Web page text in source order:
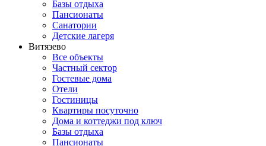
Базы отдыха
Пансионаты
Санатории
Детские лагеря
Витязево
Все объекты
Частный сектор
Гостевые дома
Отели
Гостиницы
Квартиры посуточно
Дома и коттеджи под ключ
Базы отдыха
Пансионаты